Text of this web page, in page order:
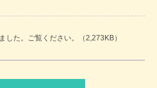
した。ご覧ください。（2,273KB）